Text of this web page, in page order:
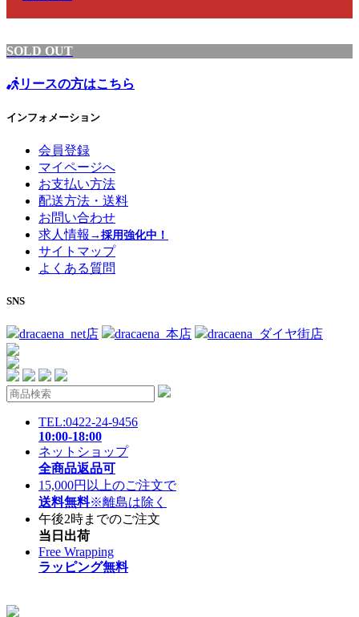
SOLD OUT
リースの方はこちら
インフォメーション
会員登録
マイページへ
お支払い方法
配送方法・送料
お問い合わせ
求人情報 →採用強化中！
サイトマップ
よくある質問
SNS
dracaena_net店 dracaena_本店 dracaena_ダイヤ街店
TEL:0422-24-9456
10:00-18:00
ネットショップ
全商品返品可
15,000円以上のご注文で
送料無料※離島は除く
午後2時までのご注文
当日出荷
Free Wrapping
ラッピング無料